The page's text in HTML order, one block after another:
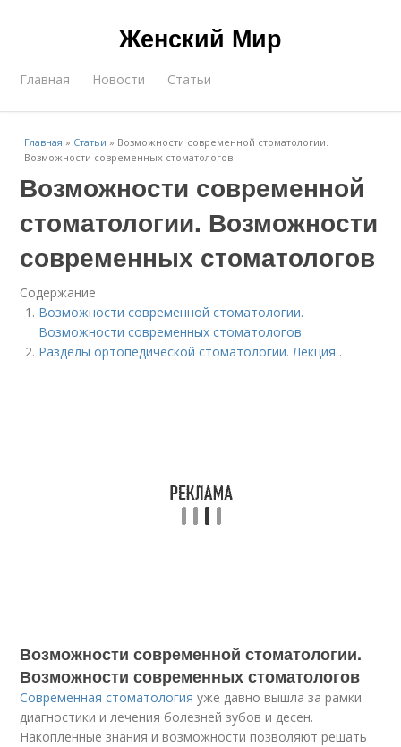
Женский Мир
Главная Новости Статьи
Главная » Статьи » Возможности современной стоматологии.
Возможности современных стоматологов
Возможности современной
стоматологии. Возможности
современных стоматологов
Содержание
Возможности современной стоматологии.
Возможности современных стоматологов
Разделы ортопедической стоматологии. Лекция .
Возможности современной стоматологии.
Возможности современных стоматологов
Современная стоматология уже давно вышла за рамки
диагностики и лечения болезней зубов и десен.
Накопленные знания и возможности позволяют решать